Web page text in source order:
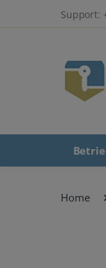
Support:
Home